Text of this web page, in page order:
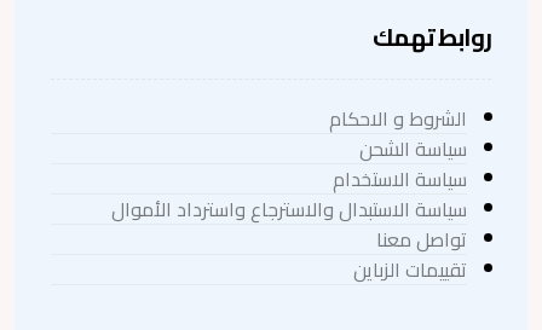
روابط تهمك
الشروط و الاحكام
سياسة الشحن
سياسة الاستخدام
سياسة الاستبدال والاسترجاع واسترداد الأموال
تواصل معنا
تقييمات الزباين